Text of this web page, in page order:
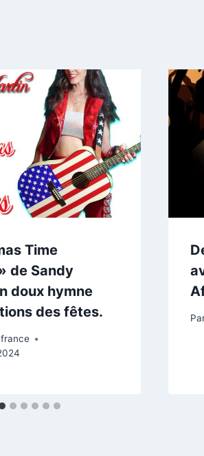
Time
de Sandy
doux hymne
des fêtes.